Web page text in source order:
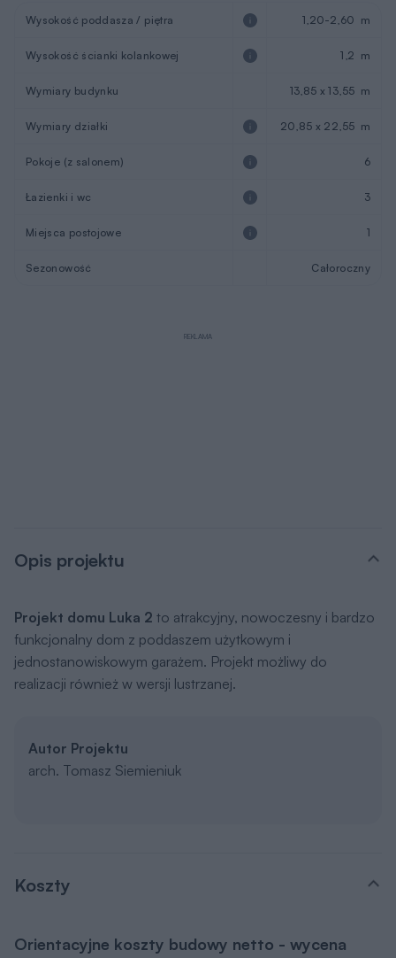
Wysokość poddasza / piętra 1,20-2,60 m
Wysokość ścianki kolankowej 1,2 m
Wymiary budynku 13,85 x 13,55 m
Wymiary działki 20,85 x 22,55 m
Pokoje (z salonem) 6
Łazienki i wc 3
Miejsca postojowe 1
Sezonowość Całoroczny
REKLAMA
Opis projektu
Projekt domu Luka 2 to atrakcyjny, nowoczesny i bardzo
funkcjonalny dom z poddaszem użytkowym i
jednostanowiskowym garażem. Projekt możliwy do
realizacji również w wersji lustrzanej.
Autor Projektu
arch. Tomasz Siemieniuk
Koszty
Orientacyjne koszty budowy netto - wycena